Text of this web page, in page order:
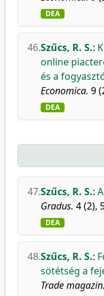
DEA
46.Szűcs, R. S.:
online
és a
Economica. 9
DEA
47.Szűcs, R. S.:
Gradus. 4 (2),
DEA
48.Szűcs, R. S.:
sötétség a
Trade magazin.